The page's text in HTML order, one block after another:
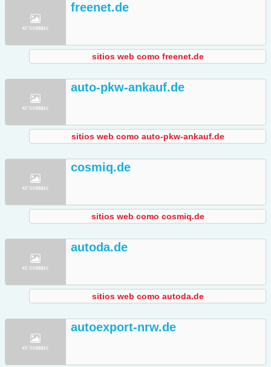
freenet.de
sitios web como freenet.de
auto-pkw-ankauf.de
sitios web como auto-pkw-ankauf.de
cosmiq.de
sitios web como cosmiq.de
autoda.de
sitios web como autoda.de
autoexport-nrw.de